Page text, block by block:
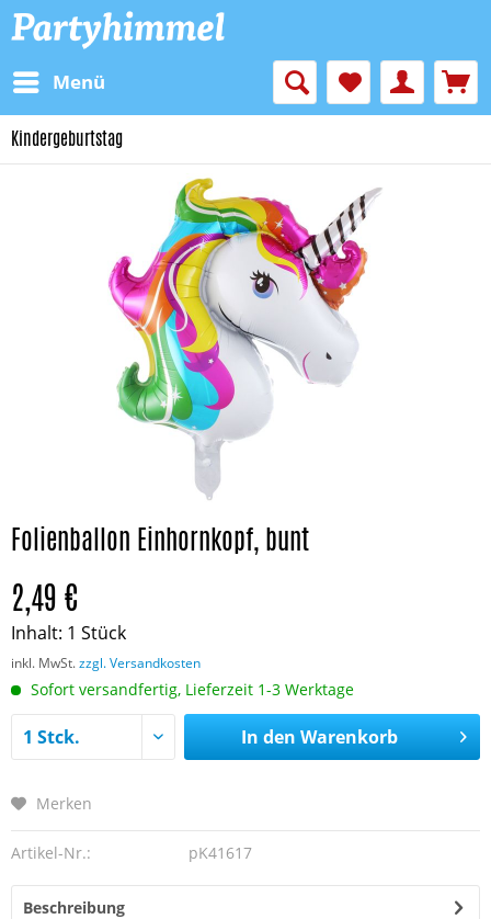
Menü
Kindergeburtstag
Folienballon Einhornkopf, bunt
2,49 €
Inhalt: 1 Stück
inkl. MwSt.zzgl. Versandkosten
Sofort versandfertig, Lieferzeit 1-3 Werktage
In den Warenkorb
Merken
Artikel-Nr.: pK41617
Beschreibung